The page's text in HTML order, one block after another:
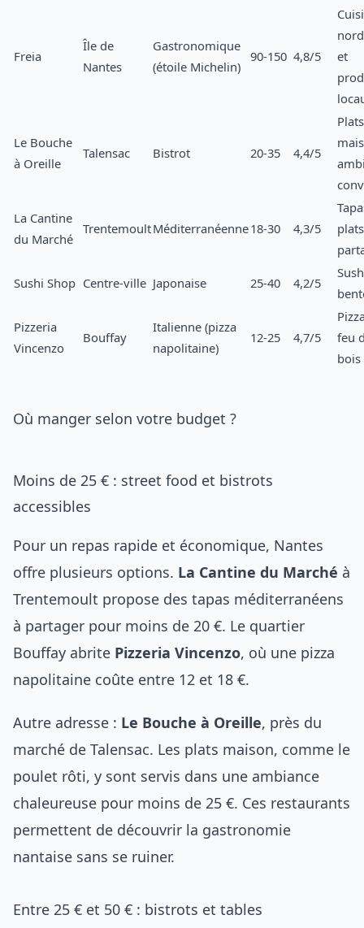
Freia
Île de
Nantes
Gastronomique
(étoile Michelin)
90-150 4,8/5
et
Le Bouche
à Oreille
Talensac Bistrot 20-35 4,4/5
Plats
La Cantine
du Marché
TrentemoultMéditerranéenne18-30 4,3/5
plats
Sushi Shop Centre-ville Japonaise 25-40 4,2/5
Pizzeria
Vincenzo
Bouffay
Italienne (pizza
napolitaine)
12-25 4,7/5
feu
bois
Où manger selon votre budget ?
Moins de 25 € : street food et bistrots
accessibles
Pour un repas rapide et économique, Nantes
offre plusieurs options. La Cantine du Marché à
Trentemoult propose des tapas méditerranéens
à partager pour moins de 20 €. Le quartier
Bouffay abrite Pizzeria Vincenzo, où une pizza
napolitaine coûte entre 12 et 18 €.
Autre adresse : Le Bouche à Oreille, près du
marché de Talensac. Les plats maison, comme le
poulet rôti, y sont servis dans une ambiance
chaleureuse pour moins de 25 €. Ces restaurants
permettent de découvrir la gastronomie
nantaise sans se ruiner.
Entre 25 € et 50 € : bistrots et tables